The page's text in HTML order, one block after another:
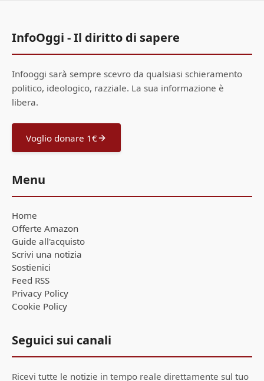
InfoOggi - Il diritto di sapere
Infooggi sarà sempre scevro da qualsiasi schieramento
politico, ideologico, razziale. La sua informazione è
libera.
Voglio donare 1€
Menu
Home
Offerte Amazon
Guide all'acquisto
Scrivi una notizia
Sostienici
Feed RSS
Privacy Policy
Cookie Policy
Seguici sui canali
Ricevi tutte le notizie in tempo reale direttamente sul tuo